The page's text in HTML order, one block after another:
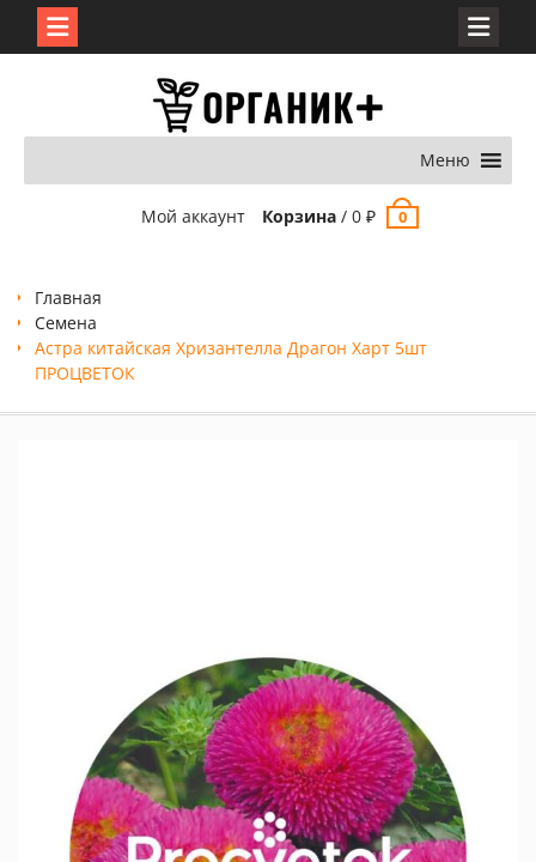
Меню
Мой аккаунт Корзина/ 0 ₽ 0
Главная
Семена
Астра китайская Хризантелла Драгон Харт 5шт
ПРОЦВЕТОК